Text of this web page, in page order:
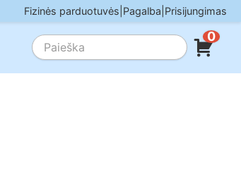
Fizinės parduotuvės Pagalba Prisijungimas
0